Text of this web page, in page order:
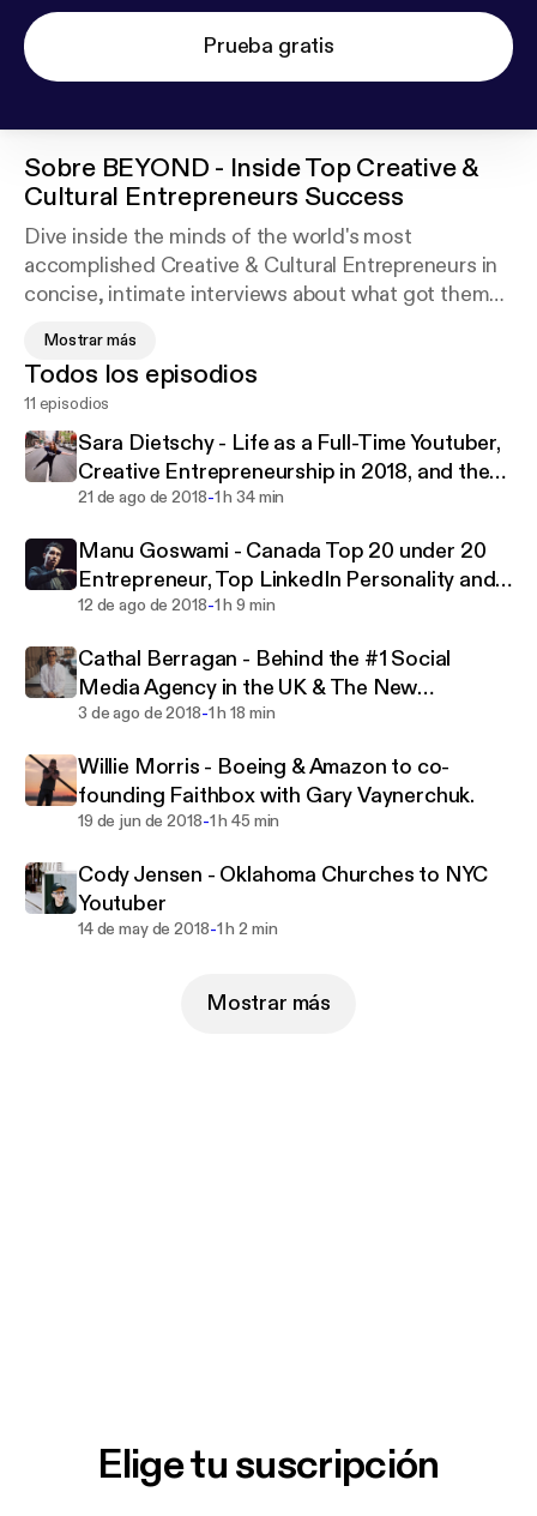
Prueba gratis
Sobre BEYOND - Inside Top Creative &
Cultural Entrepreneurs Success
Dive inside the minds of the world's most
accomplished Creative & Cultural Entrepreneurs in
concise, intimate interviews about what got them
acclaimed New York entrepreneur, brand architect
and culture hacker behind DJ Khaled's Snapchat
Filters, Kickster - The World's Best Sneaker App,
the exclusive Hustle NY Party for Top Youtubers and
more. Almost every success story came after great
hardship and has a turning point. This series is
beyond the top line success everyone knows about
and more on their deepest struggles, hardships and
barriers and what actions and philosophies got them
through those defining moments. Hear from Top
Youtubers, Fashion Designers, Technologists,
Photographers, Billionaires and more. It is the
untold story of these people. It is the story beyond
the success and beyond the public persona, never
heard before.
Mostrar más
Todos los episodios
11 episodios
Sara Dietschy - Life as a Full-Time Youtuber,
Creative Entrepreneurship in 2018, and the
NYC Creative Community.
21 de ago de 2018-1 h 34 min
Manu Goswami - Canada Top 20 under 20
Entrepreneur, Top LinkedIn Personality and
Trufan CEO
12 de ago de 2018-1 h 9 min
Cathal Berragan - Behind the #1 Social
Media Agency in the UK & The New
Generation of Advertising in 2018
3 de ago de 2018-1 h 18 min
Willie Morris - Boeing & Amazon to co-
founding Faithbox with Gary Vaynerchuk.
19 de jun de 2018-1 h 45 min
Cody Jensen - Oklahoma Churches to NYC
Youtuber
14 de may de 2018-1 h 2 min
Mostrar más
Elige tu suscripción